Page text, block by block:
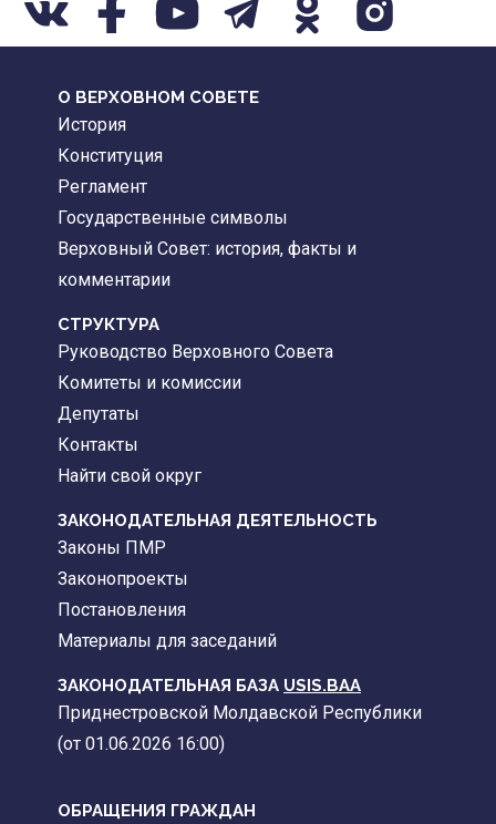
О ВЕРХОВНОМ СОВЕТЕ
История
Конституция
Регламент
Государственные символы
Верховный Совет: история, факты и
комментарии
CТРУКТУРА
Руководство Верховного Совета
Комитеты и комиссии
Депутаты
Контакты
Найти свой округ
ЗАКОНОДАТЕЛЬНАЯ ДЕЯТЕЛЬНОСТЬ
Законы ПМР
Законопроекты
Постановления
Материалы для заседаний
ЗАКОНОДАТЕЛЬНАЯ БАЗА USIS.BAA
Приднестровской Молдавской Республики
(от 01.06.2026 16:00)
ОБРАЩЕНИЯ ГРАЖДАН